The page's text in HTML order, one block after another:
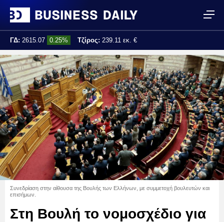
ΓΔ: 2615.07 0.25% Τζίρος: 239.11 εκ. €
Τελ. ενημέρωση: 17:25:01
Συνεδρίαση στην αίθουσα της Βουλής των Ελλήνων, με συμμετοχή βουλευτών και
επισήμων.
Στη Βουλή το νομοσχέδιο για